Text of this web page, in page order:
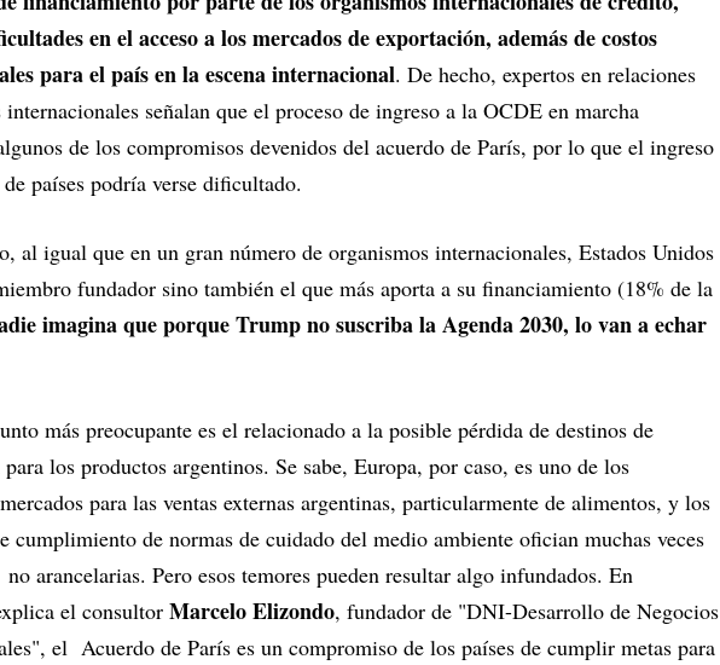
en el acceso a los mercados de exportación, además de costos
para el país en la escena internacional. De hecho, expertos en relaciones
internacionales señalan que el proceso de ingreso a la OCDE en marcha
de los compromisos devenidos del acuerdo de París, por lo que el ingreso
países podría verse dificultado.
al igual que en un gran número de organismos internacionales, Estados Unidos
fundador sino también el que más aporta a su financiamiento (18% de la
imagina que porque Trump no suscriba la Agenda 2030, lo van a echar
más preocupante es el relacionado a la posible pérdida de destinos de
los productos argentinos. Se sabe, Europa, por caso, es uno de los
para las ventas externas argentinas, particularmente de alimentos, y los
cumplimiento de normas de cuidado del medio ambiente ofician muchas veces
arancelarias. Pero esos temores pueden resultar algo infundados. En
el consultor Marcelo Elizondo, fundador de "DNI-Desarrollo de Negocios
el Acuerdo de París es un compromiso de los países de cumplir metas para